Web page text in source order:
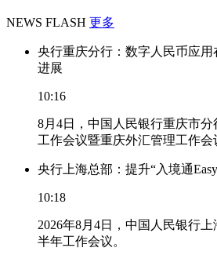
NEWS FLASH 更多
央行重庆分行：数字人民币应
进展
10:16
8月4日，中国人民银行重庆市分
工作会议暨重庆外汇管理工作会
央行上海总部：提升“入境通
10:18
2026年8月4日，中国人民银行
半年工作会议。